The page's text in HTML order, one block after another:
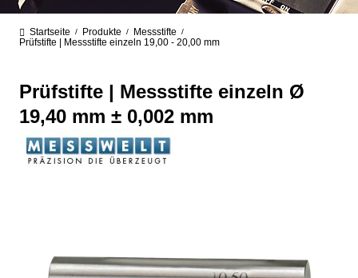
Startseite / Produkte / Messstifte /
Prüfstifte | Messstifte einzeln 19,00 - 20,00 mm
Prüfstifte | Messstifte einzeln Ø
19,40 mm ± 0,002 mm